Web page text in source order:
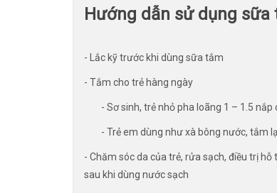
Hướng dẫn sử dụng sữa
- Lắc kỹ trước khi dùng sữa tắm
- Tắm cho trẻ hàng ngày
- Sơ sinh, trẻ nhỏ pha loãng 1 – 1.5 nắp
- Trẻ em dùng như xà bông nước, tắm
- Chăm sóc da của trẻ, rửa sạch, điều trị
sau khi dùng nước sạch